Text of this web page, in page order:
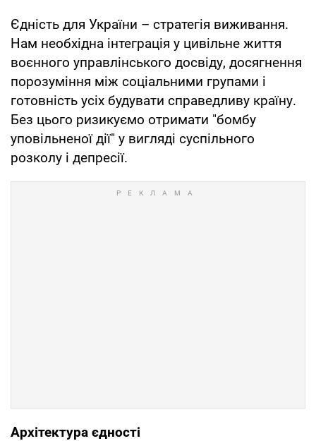
Єдність для України – стратегія виживання.
Нам необхідна інтеграція у цивільне життя
воєнного управлінського досвіду, досягнення
порозуміння між соціальними групами і
готовність усіх будувати справедливу країну.
Без цього ризикуємо отримати "бомбу
уповільненої дії" у вигляді суспільного
розколу і депресії.
Архітектура єдності